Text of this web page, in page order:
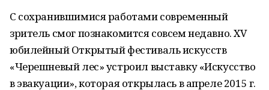
С сохранившимися работами современный
зритель смог познакомится совсем недавно. XV
юбилейный Открытый фестиваль искусств
«Черешневый лес» устроил выставку «Искусство
в эвакуации», которая открылась в апреле 2015 г.